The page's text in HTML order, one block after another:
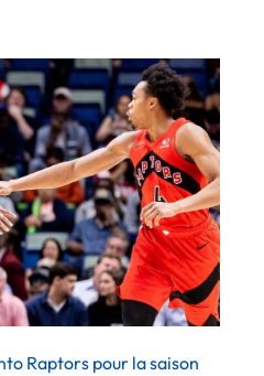
Raptors pour la saison